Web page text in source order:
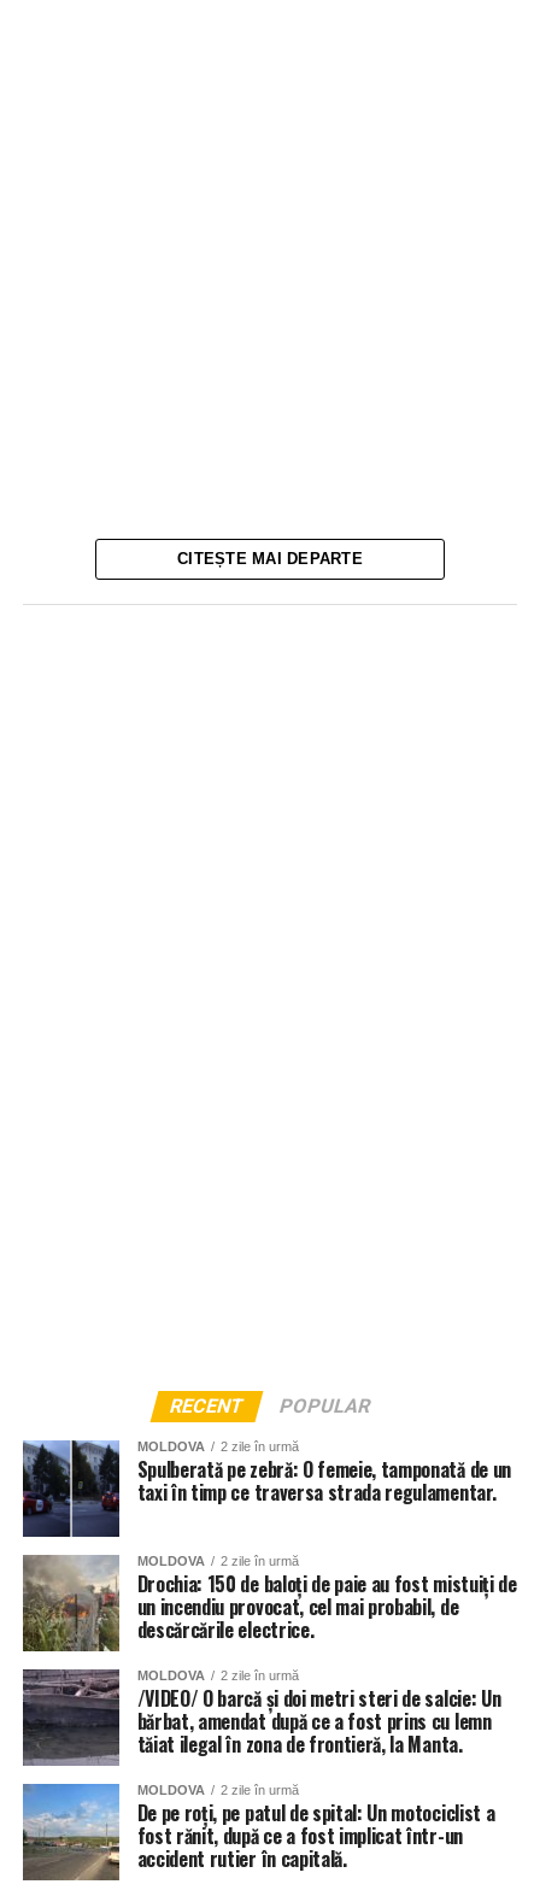
CITEȘTE MAI DEPARTE
RECENT POPULAR
MOLDOVA 2 zile în urmă
Spulberată pe zebră: O femeie, tamponată de un
taxi în timp ce traversa strada regulamentar.
MOLDOVA 2 zile în urmă
Drochia: 150 de baloți de paie au fost mistuiți de
un incendiu provocat, cel mai probabil, de
descărcările electrice.
MOLDOVA 2 zile în urmă
/VIDEO/ O barcă și doi metri steri de salcie: Un
bărbat, amendat după ce a fost prins cu lemn
tăiat ilegal în zona de frontieră, la Manta.
MOLDOVA 2 zile în urmă
De pe roți, pe patul de spital: Un motociclist a
fost rănit, după ce a fost implicat într-un
accident rutier în capitală.